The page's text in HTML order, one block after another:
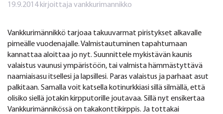
19.9.2014 kirjoittaja vankkurimannikko
Vankkurimännikkö tarjoaa takuuvarmat piristykset alkavalle
pimeälle vuodenajalle. Valmistautuminen tapahtumaan
kannattaa aloittaa jo nyt. Suunnittele mykistävän kaunis
valaistus vaunusi ympäristöön, tai valmista hämmästyttävä
naamiaisasu itsellesi ja lapsillesi. Paras valaistus ja parhaat asut
palkitaan. Samalla voit katsella kotinurkkiasi sillä silmällä, että
olisiko siellä jotakin kirpputorille joutavaa. Sillä nyt ensikertaa
Vankkurimännikössä on takakonttikirppis. Ja tottakai